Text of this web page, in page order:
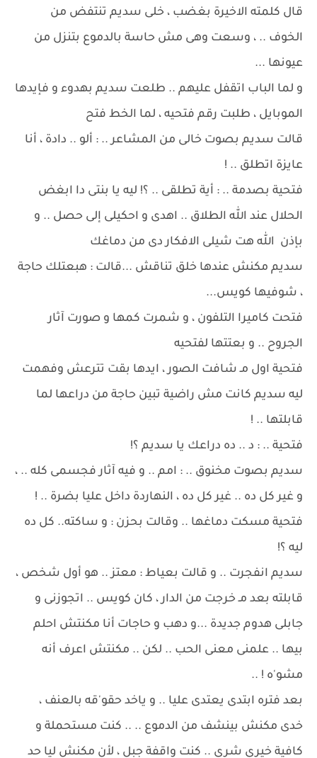
قال كلمته الاخيرة بغضب ، خلى سديم تنتفض من
الخوف .. ، وسعت وهى مش حاسة بالدموع بتنزل من
عيونها ...
و لما الباب اتقفل عليهم .. طلعت سديم بهدوء و فإيدها
الموبايل ، طلبت رقم فتحيه ، لما الخط فتح
قالت سديم بصوت خالى من المشاعر .. : ألو .. دادة ، أنا
عايزة اتطلق .. !
فتحية بصدمة .. : أية تطلقى .. ؟! ليه يا بنتى دا ابغض
الحلال عند الله الطلاق .. اهدى و احكيلى إلى حصل .. و
بإذن الله هت شيلى الافكار دى من دماغك
سديم مكنش عندها خلق تناقش ...قالت : هبعتلك حاجة
، شوفيها كويس...
فتحت كاميرا التلفون ، و شمرت كمها و صورت آثار
الجروح .. و بعتتها لفتحيه
فتحية اول مـ شافت الصور ، ايدها بقت تترعش وفهمت
ليه سديم كانت مش راضية تبين حاجة من دراعها لما
قابلتها .. !
فتحية .. : د .. ده دراعك يا سديم ؟!
سديم بصوت مخنوق .. : امم .. و فيه آثار فجسمى كله .. ،
و غير كل ده .. غير كل ده ، النهاردة داخل عليا بضرة .. !
فتحية مسكت دماغها .. وقالت بحزن : و ساكته.. كل ده
ليه ؟!
سديم انفجرت .. و قالت بعياط : معتز .. هو أول شخص ،
قابلته بعد مـ خرجت من الدار ، كان كويس .. اتجوزنى و
جابلى هدوم جديدة ...و دهب و حاجات أنا مكنتش احلم
بيها .. علمنى معنى الحب .. لكن .. مكنتش اعرف أنه
مشو'ه ! ..
بعد فتره ابتدى يعتدى عليا .. و ياخد حقو'قه بالعنف ،
خدى مكنش بينشف من الدموع .. .. كنت مستحملة و
كافية خيرى شرى .. كنت واقفة جبل ، لأن مكنش ليا حد